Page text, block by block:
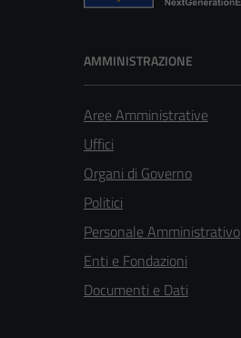
AMMINISTRAZIONE
Aree Amministrative
Uffici
Organi di Governo
Politici
Personale Amministrativo
Enti e Fondazioni
Documenti e Dati